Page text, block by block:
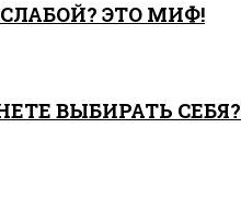
ЭТО МИФ!
ВЫБИРАТЬ СЕБЯ?